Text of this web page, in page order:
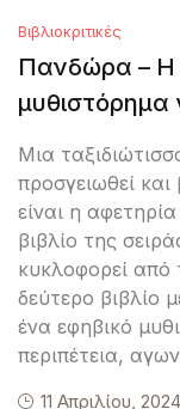
Βιβλιοκριτικές
Πανδώρα – Η
μυθιστόρημα
Μια
προσγειωθεί
είναι η
βιβλίο της
κυκλοφορεί από
δεύτερο βιβλίο
ένα εφηβικό
περιπέτεια,
11 Απριλίου, 2024